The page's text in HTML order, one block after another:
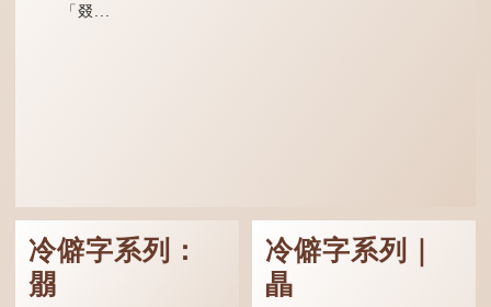
「叕...
冷僻字系列：
朤
冷僻字系列｜
瞐